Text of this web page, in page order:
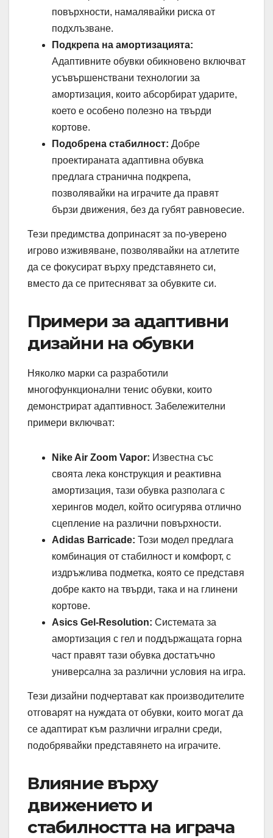
повърхности, намалявайки риска от
подхлъзване.
Подкрепа на амортизацията:
Адаптивните обувки обикновено включват
усъвършенствани технологии за
амортизация, които абсорбират ударите,
което е особено полезно на твърди
кортове.
Подобрена стабилност: Добре
проектираната адаптивна обувка
предлага странична подкрепа,
позволявайки на играчите да правят
бързи движения, без да губят равновесие.
Тези предимства допринасят за по-уверено
игрово изживяване, позволявайки на атлетите
да се фокусират върху представянето си,
вместо да се притесняват за обувките си.
Примери за адаптивни
дизайни на обувки
Няколко марки са разработили
многофункционални тенис обувки, които
демонстрират адаптивност. Забележителни
примери включват:
Nike Air Zoom Vapor: Известна със
своята лека конструкция и реактивна
амортизация, тази обувка разполага с
херингов модел, който осигурява отлично
сцепление на различни повърхности.
Adidas Barricade: Този модел предлага
комбинация от стабилност и комфорт, с
издръжлива подметка, която се представя
добре както на твърди, така и на глинени
кортове.
Asics Gel-Resolution: Системата за
амортизация с гел и поддържащата горна
част правят тази обувка достатъчно
универсална за различни условия на игра.
Тези дизайни подчертават как производителите
отговарят на нуждата от обувки, които могат да
се адаптират към различни игрални среди,
подобрявайки представянето на играчите.
Влияние върху
движението и
стабилността на играча